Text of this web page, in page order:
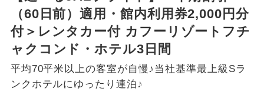
（60日前）適用・館内利用券2,000円分
付＞レンタカー付 カフーリゾートフチ
ャクコンド・ホテル3日間
平均70平米以上の客室が自慢♪当社基準最上級Sラ
ンクホテルにゆったり連泊♪
添乗員同行
往路出発空港（駅）から復路到着空港
（駅）まで同行します。
現地添乗員同
行
現地到着空港（駅）から最終日出発空港
（駅）まで添乗員が同行します。
バスガイド乗
バスガイドが乗務し、車内での観光案内
航空会社が設定する「個人包括旅行運
賃」を利用したツアーです。
お申し込み時期・ご利用便の空席状況に
よって料金が変動いたします。